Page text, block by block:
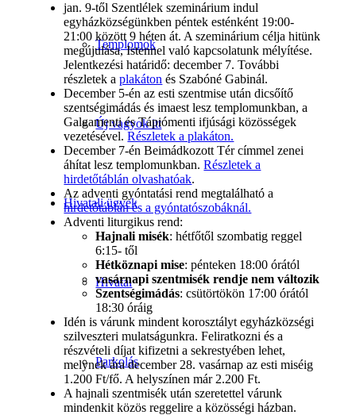
Templomok
Új vagyok itt
Hivatali ügyek
Hivatal
Parkolás
jan. 9-től Szentlélek szeminárium indul
egyházközségünkben péntek esténként 19:00-
21:00 között 9 héten át. A szeminárium célja hitünk
megújulása, Istennel való kapcsolatunk mélyítése.
Jelentkezési határidő: december 7. További
részletek aplakáton és Szabóné Gabinál.
December 5-én az esti szentmise után dicsőítő
szentségimádás és imaest lesz templomunkban, a
Galgamenti és Tápiómenti ifjúsági közösségek
vezetésével.Részletek a plakáton.
December 7-én Beimádkozott Tér címmel zenei
áhítat lesz templomunkban.Részletek a
hirdetőtáblán olvashatóak.
Az adventi gyóntatási rend megtalálható a
hirdetőtáblán és a gyóntatószobáknál.
Adventi liturgikus rend:
Hajnali misék: hétfőtől szombatig reggel
6:15- től
Hétköznapi mise: pénteken 18:00 órától
vasárnapi szentmisék rendje nem változik
Szentségimádás: csütörtökön 17:00 órától
18:30 óráig
Idén is várunk mindent korosztályt egyházközségi
szilveszteri mulatságunkra. Feliratkozni és a
részvételi díjat kifizetni a sekrestyében lehet,
melynek ára december 28. vasárnap az esti miséig
1.200 Ft/fő. A helyszínen már 2.200 Ft.
A hajnali szentmisék után szeretettel várunk
mindenkit közös reggelire a közösségi házban.